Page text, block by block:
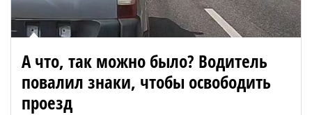
А что, так можно было? Водитель
повалил знаки, чтобы освободить
проезд